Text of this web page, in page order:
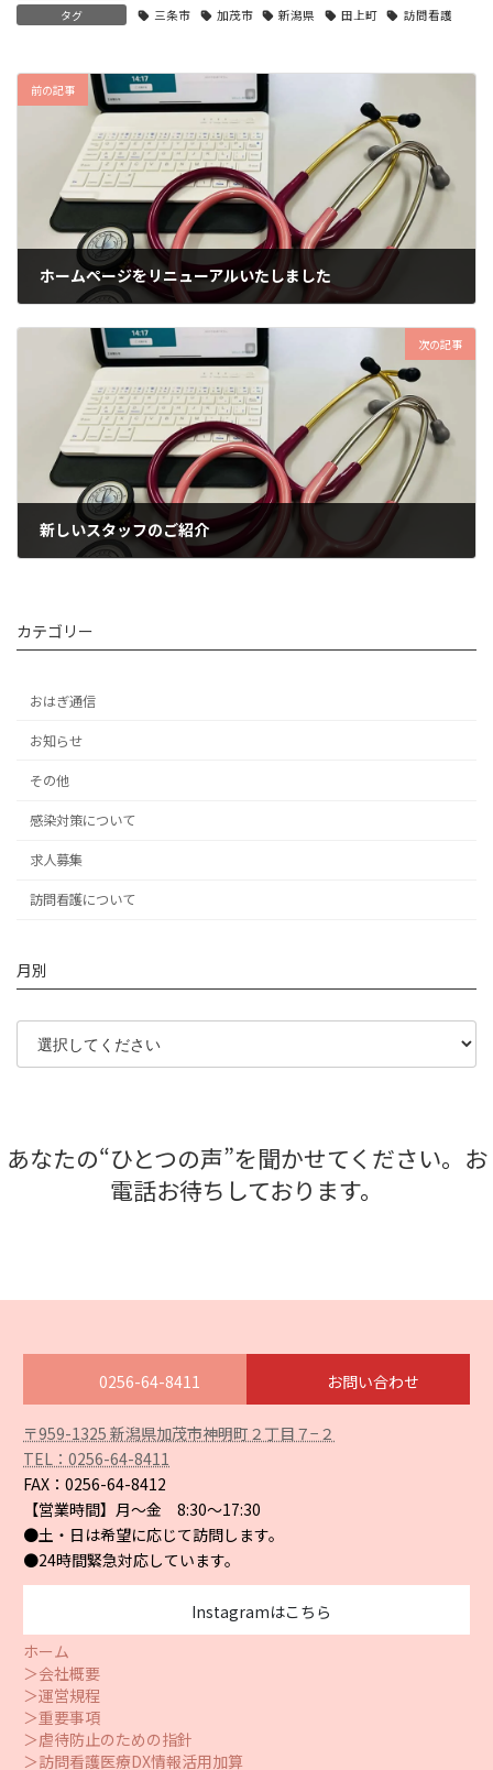
タグ 三条市 加茂市 新潟県 田上町 訪問看護
前の記事
ホームページをリニューアルいたしました
次の記事
新しいスタッフのご紹介
カテゴリー
おはぎ通信
お知らせ
その他
感染対策について
求人募集
訪問看護について
月別
あなたの“ひとつの声”を聞かせてください。お
電話お待ちしております。
0256-64-8411 お問い合わせ
〒959-1325 新潟県加茂市神明町２丁目７−２
イ
TEL：0256-64-8411
FAX：0256-64-8412
【営業時間】月〜金 8:30〜17:30
●土・日は希望に応じて訪問します。
●24時間緊急対応しています。
Instagramはこちら
ホーム
＞会社概要
＞運営規程
＞重要事項
＞虐待防止のための指針
＞訪問看護医療DX情報活用加算